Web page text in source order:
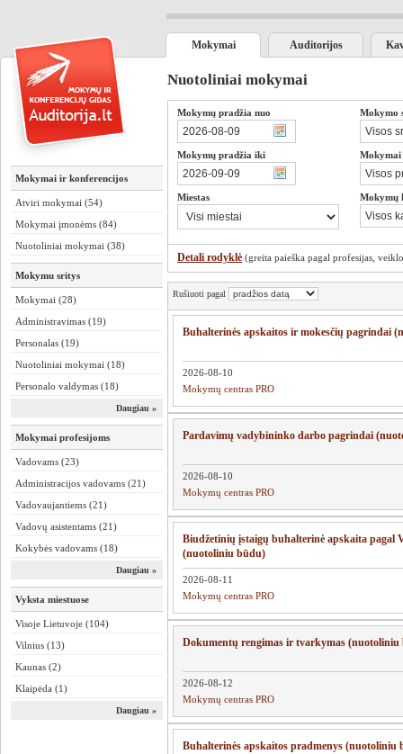
Mokymai Auditorijos
Mokymai ir konferencijos
Atviri mokymai (54)
Mokymai įmonėms (84)
Nuotoliniai mokymai (38)
Mokymu sritys
Mokymai (28)
Administravimas (19)
Personalas (19)
Nuotoliniai mokymai (18)
Personalo valdymas (18)
Daugiau »
Mokymai profesijoms
Vadovams (23)
Administracijos vadovams (21)
Vadovaujantiems (21)
Vadovų asistentams (21)
Kokybės vadovams (18)
Daugiau »
Vyksta miestuose
Visoje Lietuvoje (104)
Vilnius (13)
Kaunas (2)
Klaipėda (1)
Daugiau »
Nuotoliniai mokymai
Mokymų pradžia nuo
Mokymų pradžia iki
Miestas
Mokymo
Mokymų
Detali rodyklė (greita paieška pagal profesijas,
Rušiuoti pagal
Buhalterinės apskaitos ir mokesčių pagrindai
2026-08-10
Mokymų centras PRO
Pardavimų vadybininko darbo pagrindai
2026-08-10
Mokymų centras PRO
Biudžetinių įstaigų buhalterinė apskaita pagal
(nuotoliniu būdu)
2026-08-11
Mokymų centras PRO
Dokumentų rengimas ir
2026-08-12
Mokymų centras PRO
Buhalterinės apskaitos pradmenys (nuotoliniu